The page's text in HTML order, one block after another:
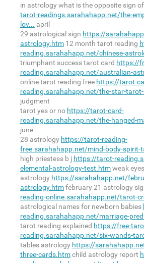
in astrology what is the opposite sign
tarot-readings.sarahahapp.net/the-
lov... april
29 astrological sign https://
astrology.htm12 month tarot reading
reading.sarahahapp.net/chinese-
triumphant success tarot card https://
reading.sarahahapp.net/australian-
online tarot reading free https://tarot-
reading.sarahahapp.net/the-star-
judgment
tarot yes or no https://tarot-card-
reading.sarahahapp.net/the-hanged-
june
28 astrology https://tarot-reading-
free.sarahahapp.net/mind-body-spirit-
high priestess b j https://tarot-
elemental-astrology-test.htmweak
astrology https://sarahahapp.net/
astrology.htmfebruary 21 astrology
reading-online.sarahahapp.net/tarot-
astrological names for newborn babies
reading.sarahahapp.net/marriage-
tarot reading explained https://free-
reading.sarahahapp.net/six-wands-
tables astrology https://
three-cards.htmchild astrology report